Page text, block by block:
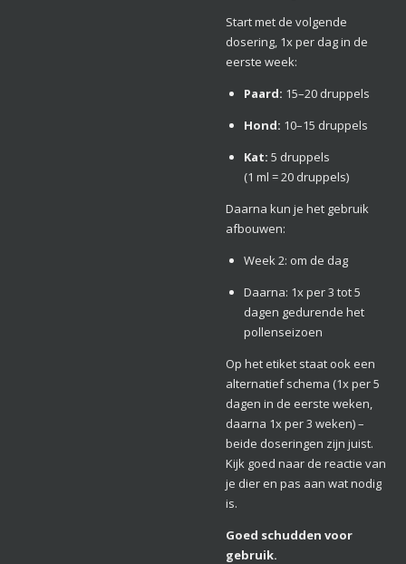
Start met de volgende
dosering, 1x per dag in de
eerste week:
Paard: 15–20 druppels
Hond: 10–15 druppels
Kat: 5 druppels
(1 ml = 20 druppels)
Daarna kun je het gebruik
afbouwen:
Week 2: om de dag
Daarna: 1x per 3 tot 5
dagen gedurende het
pollenseizoen
Op het etiket staat ook een
alternatief schema (1x per 5
dagen in de eerste weken,
daarna 1x per 3 weken) –
beide doseringen zijn juist.
Kijk goed naar de reactie van
je dier en pas aan wat nodig
is.
Goed schudden voor
gebruik.